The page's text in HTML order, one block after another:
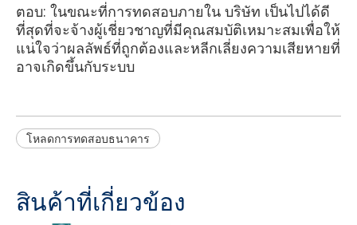
ตอบ: ในขณะที่การทดสอบภายใน บริษัท เป็นไปได้ดี
ที่สุดที่จะจ้างผู้เชี่ยวชาญที่มีคุณสมบัติเหมาะสมเพื่อให้
แน่ใจว่าผลลัพธ์ที่ถูกต้องและหลีกเลี่ยงความเสียหายที่
อาจเกิดขึ้นกับระบบ
โหลดการทดสอบธนาคาร
สินค้าที่เกี่ยวข้อง